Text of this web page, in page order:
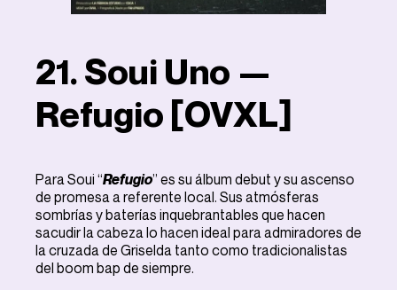
21. Soui Uno —
Refugio [OVXL]
Para Soui “Refugio” es su álbum debut y su ascenso
de promesa a referente local. Sus atmósferas
sombrías y baterías inquebrantables que hacen
sacudir la cabeza lo hacen ideal para admiradores de
la cruzada de Griselda tanto como tradicionalistas
del boom bap de siempre.